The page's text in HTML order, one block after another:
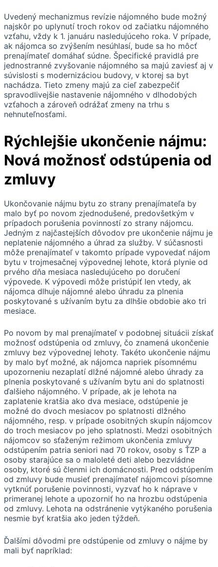
Uvedený mechanizmus revízie nájomného bude možný
najskôr po uplynutí troch rokov od začiatku nájomného
vzťahu, vždy k 1. januáru nasledujúceho roka. V prípade,
ak nájomca so zvýšením nesúhlasí, bude sa ho môcť
prenajímateľ domáhať súdne. Špecifické pravidlá pre
jednostranné zvyšovanie nájomného sa majú zaviesť aj v
súvislosti s modernizáciou budovy, v ktorej sa byt
nachádza. Tieto zmeny majú za cieľ zabezpečiť
spravodlivejšie nastavenie nájomného v dlhodobých
vzťahoch a zároveň odrážať zmeny na trhu s
nehnuteľnosťami.
Rýchlejšie ukončenie nájmu:
Nová možnosť odstúpenia od
zmluvy
Ukončovanie nájmu bytu zo strany prenajímateľa by
malo byť po novom zjednodušené, predovšetkým v
prípadoch porušenia povinností zo strany nájomcu.
Jedným z najčastejších dôvodov pre ukončenie nájmu je
neplatenie nájomného a úhrad za služby. V súčasnosti
môže prenajímateľ v takomto prípade vypovedať nájom
bytu v trojmesačnej výpovednej lehote, ktorá plynie od
prvého dňa mesiaca nasledujúceho po doručení
výpovede. K výpovedi môže pristúpiť len vtedy, ak
nájomca dlhuje nájomné alebo úhradu za plnenia
poskytované s užívaním bytu za dlhšie obdobie ako tri
mesiace.
Po novom by mal prenajímateľ v podobnej situácii získať
možnosť odstúpenia od zmluvy, čo znamená ukončenie
zmluvy bez výpovednej lehoty. Takéto ukončenie nájmu
by malo byť možné, ak nájomca napriek písomnému
upozorneniu nezaplatí dlžné nájomné alebo úhrady za
plnenia poskytované s užívaním bytu ani do splatnosti
ďalšieho nájomného. V prípade, ak je lehota na
zaplatenie kratšia ako dva mesiace, odstúpenie je
možné do dvoch mesiacov po splatnosti dlžného
nájomného, resp. v prípade osobitných skupín nájomcov
do troch mesiacov po jeho splatnosti. Medzi osobitných
nájomcov so sťaženým režimom ukončenia zmluvy
odstúpením patria seniori nad 70 rokov, osoby s ŤZP a
osoby starajúce sa o maloleté deti alebo bezvládne
osoby, ktoré sú členmi ich domácnosti. Pred odstúpením
od zmluvy bude musieť prenajímateľ nájomcovi písomne
vytknúť porušenie povinnosti, vyzvať ho k náprave v
primeranej lehote a upozorniť ho na hrozbu odstúpenia
od zmluvy. Lehota na odstránenie vytýkaného porušenia
nesmie byť kratšia ako jeden týždeň.
Ďalšími dôvodmi pre odstúpenie od zmluvy o nájme by
mali byť napríklad: